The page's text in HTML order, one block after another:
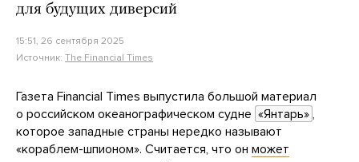
для будущих диверсий
15:51, 26 сентября 2025
Источник: The Financial Times
Газета Financial Times выпустила большой материал
о российском океанографическом судне «Янтарь» ,
которое западные страны нередко называют
«кораблем-шпионом». Считается, что он может